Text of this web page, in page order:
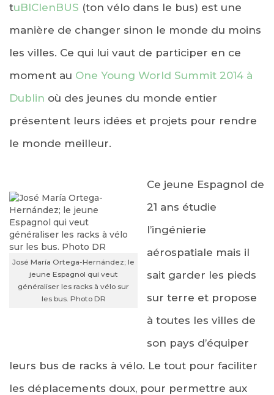
tuBICIenBUS (ton vélo dans le bus) est une
manière de changer sinon le monde du moins
les villes. Ce qui lui vaut de participer en ce
moment au One Young World Summit 2014 à
Dublin où des jeunes du monde entier
présentent leurs idées et projets pour rendre
le monde meilleur.
José María Ortega-Hernández; le
jeune Espagnol qui veut
généraliser les racks à vélo sur
les bus. Photo DR
Ce jeune Espagnol de
21 ans étudie
l’ingénierie
aérospatiale mais il
sait garder les pieds
sur terre et propose
à toutes les villes de
son pays d’équiper
leurs bus de racks à vélo. Le tout pour faciliter
les déplacements doux, pour permettre aux